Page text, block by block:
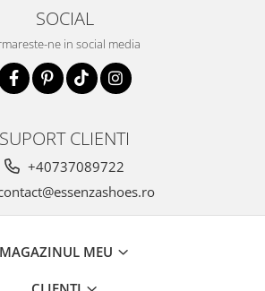
SOCIAL
ne in social media
SUPORT CLIENTI
+40737089722
MAGAZINUL MEU